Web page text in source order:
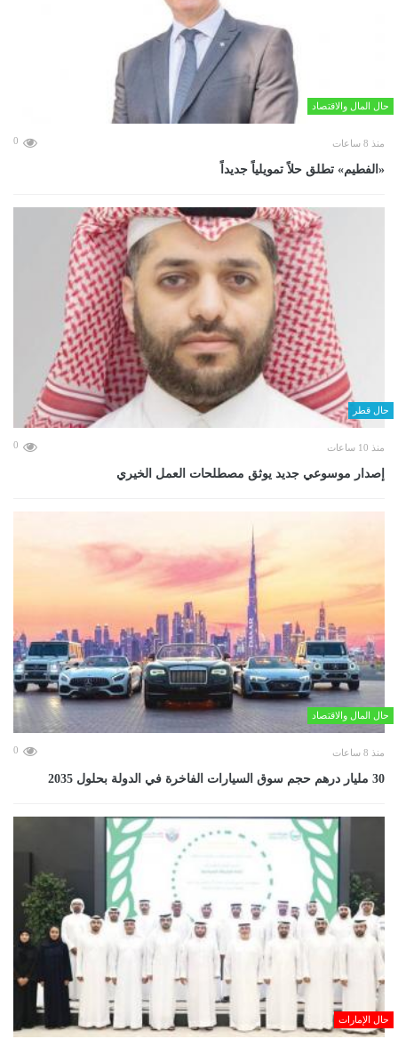
حال المال والاقتصاد
منذ 8 ساعات 0
«الفطيم» تطلق حلاً تمويلياً جديداً
حال قطر
منذ 10 ساعات 0
إصدار موسوعي جديد يوثق مصطلحات العمل الخيري
حال المال والاقتصاد
منذ 8 ساعات 0
30 مليار درهم حجم سوق السيارات الفاخرة في الدولة بحلول 2035
حال الإمارات